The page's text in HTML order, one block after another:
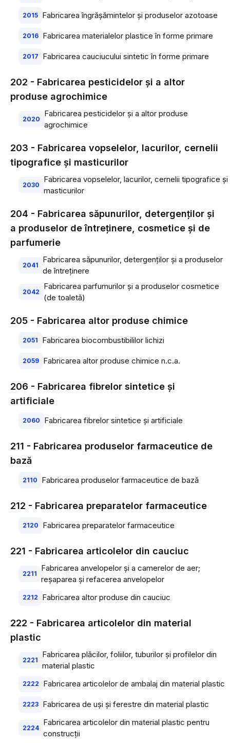
2015 Fabricarea îngrăşămintelor şi produselor azotoase
2016 Fabricarea materialelor plastice în forme primare
2017 Fabricarea cauciucului sintetic în forme primare
202 - Fabricarea pesticidelor şi a altor
produse agrochimice
2020
Fabricarea pesticidelor şi a altor produse
agrochimice
203 - Fabricarea vopselelor, lacurilor, cernelii
tipografice şi masticurilor
2030
Fabricarea vopselelor, lacurilor, cernelii tipografice şi
masticurilor
204 - Fabricarea săpunurilor, detergenţilor şi
a produselor de întreţinere, cosmetice şi de
parfumerie
2041
Fabricarea săpunurilor, detergenţilor şi a produselor
de întreţinere
2042
Fabricarea parfumurilor şi a produselor cosmetice
(de toaletă)
205 - Fabricarea altor produse chimice
2051 Fabricarea biocombustibililor lichizi
2059 Fabricarea altor produse chimice n.c.a.
206 - Fabricarea fibrelor sintetice şi
artificiale
2060 Fabricarea fibrelor sintetice şi artificiale
211 - Fabricarea produselor farmaceutice de
bază
2110 Fabricarea produselor farmaceutice de bază
212 - Fabricarea preparatelor farmaceutice
2120 Fabricarea preparatelor farmaceutice
221 - Fabricarea articolelor din cauciuc
2211
Fabricarea anvelopelor şi a camerelor de aer;
reşaparea şi refacerea anvelopelor
2212 Fabricarea altor produse din cauciuc
222 - Fabricarea articolelor din material
plastic
2221
Fabricarea plăcilor, foliilor, tuburilor şi profilelor din
material plastic
2222 Fabricarea articolelor de ambalaj din material plastic
2223 Fabricarea de uşi şi ferestre din material plastic
2224
Fabricarea articolelor din material plastic pentru
construcţii